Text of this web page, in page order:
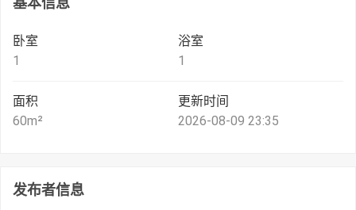
卧室
1
浴室
1
面积
60m²
更新时间
2026-08-09 23:35
发布者信息